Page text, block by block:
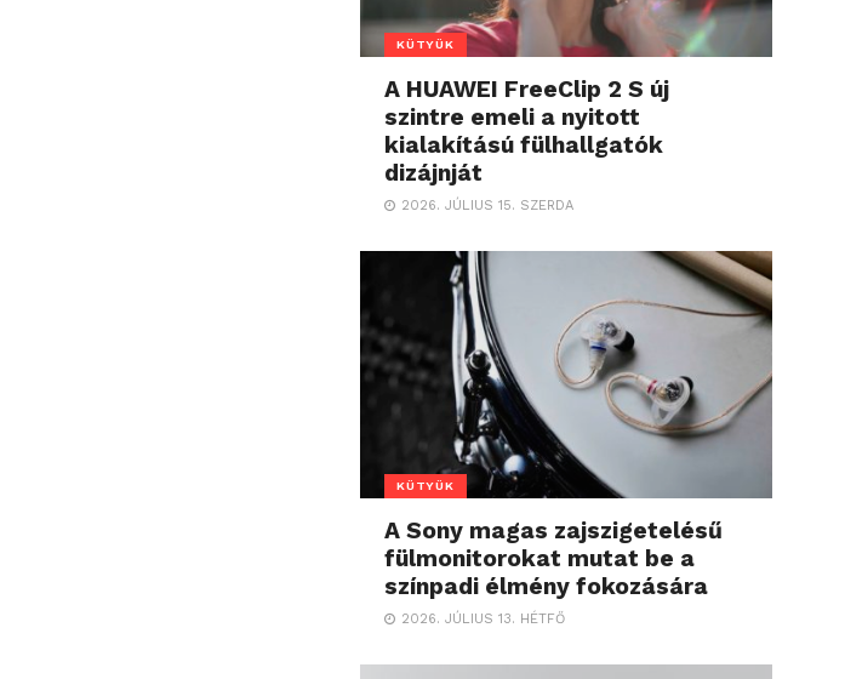
KÜTYÜK
A HUAWEI FreeClip 2 S új
szintre emeli a nyitott
kialakítású fülhallgatók
dizájnját
2026. JÚLIUS 15. SZERDA
KÜTYÜK
A Sony magas zajszigetelésű
fülmonitorokat mutat be a
színpadi élmény fokozására
2026. JÚLIUS 13. HÉTFŐ